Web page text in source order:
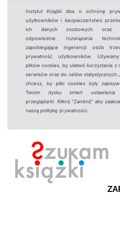
Instytut Książki dba o ochronę
użytkowników i bezpieczeństwo
ich danych osobowych oraz
odpowiednie rozwiązania
zapobiegające ingerencji osób
prywatność użytkowników.
plików cookies, by ułatwić korzystanie z
serwisów oraz do celów
chcesz, by pliki cookies były
Twoim dysku zmień ustawienia
przeglądarki. Kliknij "Zamknij" aby
naszą politykę prywatności.